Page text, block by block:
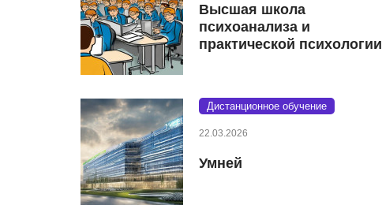
Высшая школа
психоанализа и
практической психологии
Дистанционное обучение
22.03.2026
Умней